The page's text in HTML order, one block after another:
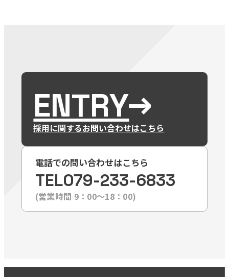
ENTRY
採用に関するお問い合わせはこちら
電話での問い合わせはこちら
TEL079-233-6833
(営業時間 9：00〜18：00)